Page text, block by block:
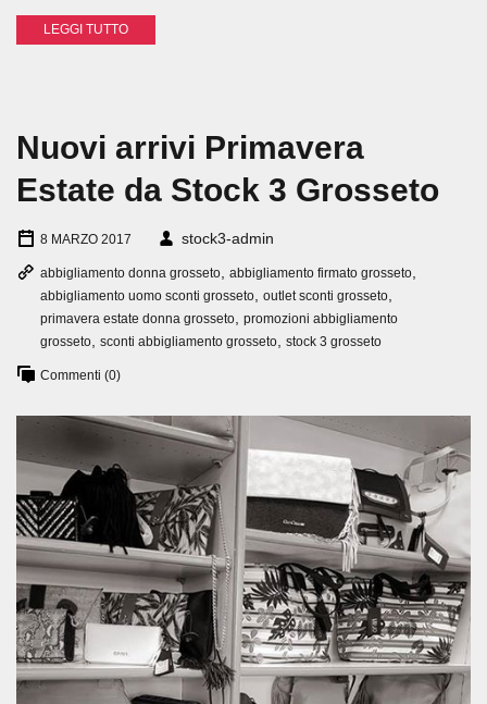
LEGGI TUTTO
Nuovi arrivi Primavera
Estate da Stock 3 Grosseto
8 MARZO 2017 stock3-admin
abbigliamento donna grosseto, abbigliamento firmato grosseto,
abbigliamento uomo sconti grosseto, outlet sconti grosseto,
primavera estate donna grosseto, promozioni abbigliamento
grosseto, sconti abbigliamento grosseto, stock 3 grosseto
Commenti (0)